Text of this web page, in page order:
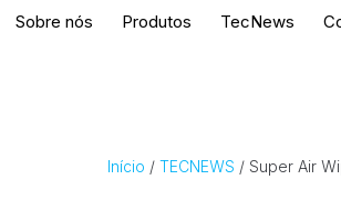
Sobre nós Produtos TecNews
Início / TECNEWS / Super Air